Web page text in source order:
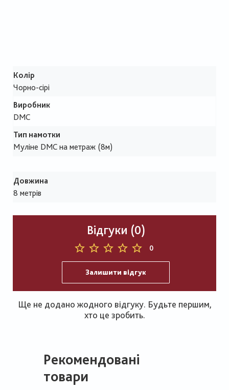
Колір
Чорно-сірі
Виробник
DMC
Тип намотки
Муліне DMC на метраж (8м)
Довжина
8 метрів
Відгуки (0)
0
Залишити відгук
Ще не додано жодного відгуку. Будьте першим,
хто це зробить.
Рекомендовані
товари